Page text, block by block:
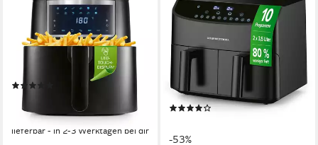
Heißluftfritteuse
Heißluftfritteuse 6,5 l
1700W Leistung
60-200 °C
Temperatur
65,99 €
-49%
lieferbar - in 2-3 Werktagen bei dir
Heißluftfritteuse
Doppelkammer-
Heißluftfritteuse 2x 3,5L,
Airfryer
2400W
Leistung
40-230 °C
Temperatur
(51)
-53%